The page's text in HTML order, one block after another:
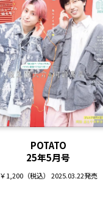
POTATO
25年5月号
￥1,200（税込） 2025.03.22発売